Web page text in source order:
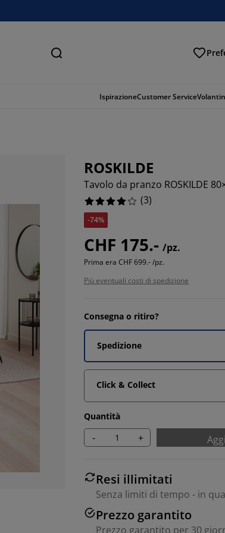
Cerca
IspirazioneCustomer Service
ROSKILDE
Tavolo da pranzo ROSKILDE
(3)
-74%
CHF 175.- /pz.
Prima era CHF 699.- /pz.
Più eventuali costi di spedizione
Consegna o ritiro?
Spedizione
Click & Collect
Quantità
- +
Resi illimitati
Senza limiti di tempo - in
Prezzo garantito
Prezzo garantito per 30
33.33333333333333%
33.33333333333333%
33.33333333333333%